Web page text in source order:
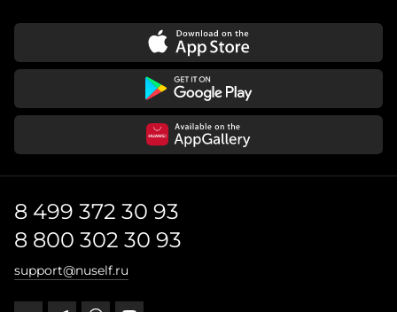
8 499 372 30 93
8 800 302 30 93
support@nuself.ru